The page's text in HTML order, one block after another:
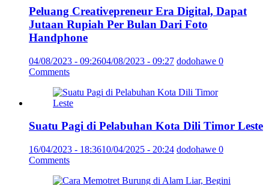
Peluang Creativepreneur Era Digital, Dapat
Jutaan Rupiah Per Bulan Dari Foto
Handphone
04/08/2023 - 09:2604/08/2023 - 09:27 dodohawe 0
Comments
Suatu Pagi di Pelabuhan Kota Dili Timor Leste
16/04/2023 - 18:3610/04/2025 - 20:24 dodohawe 0
Comments